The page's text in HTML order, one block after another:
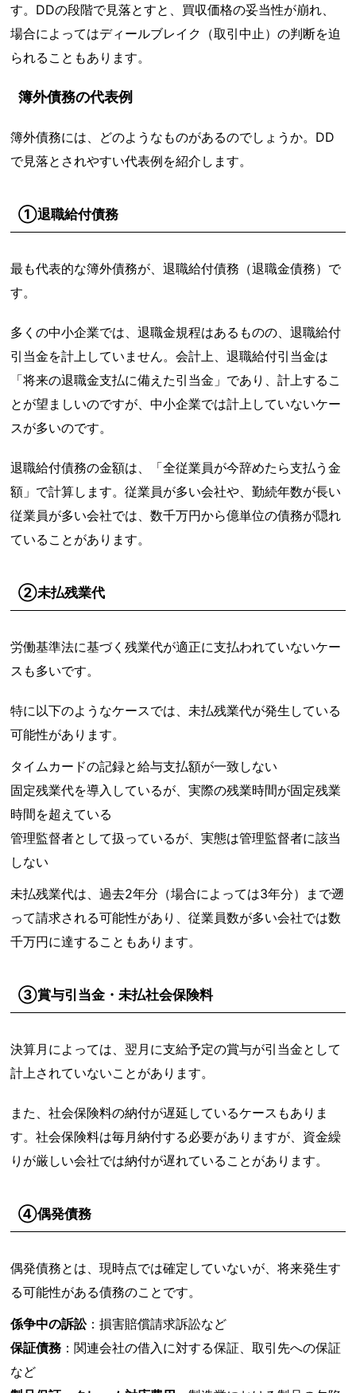
す。DDの段階で見落とすと、買収価格の妥当性が崩れ、
場合によってはディールブレイク（取引中止）の判断を迫
られることもあります。
簿外債務の代表例
簿外債務には、どのようなものがあるのでしょうか。DD
で見落とされやすい代表例を紹介します。
①退職給付債務
最も代表的な簿外債務が、退職給付債務（退職金債務）で
す。
多くの中小企業では、退職金規程はあるものの、退職給付
引当金を計上していません。会計上、退職給付引当金は
「将来の退職金支払に備えた引当金」であり、計上するこ
とが望ましいのですが、中小企業では計上していないケー
スが多いのです。
退職給付債務の金額は、「全従業員が今辞めたら支払う金
額」で計算します。従業員が多い会社や、勤続年数が長い
従業員が多い会社では、数千万円から億単位の債務が隠れ
ていることがあります。
②未払残業代
労働基準法に基づく残業代が適正に支払われていないケー
スも多いです。
特に以下のようなケースでは、未払残業代が発生している
可能性があります。
タイムカードの記録と給与支払額が一致しない
固定残業代を導入しているが、実際の残業時間が固定残業
時間を超えている
管理監督者として扱っているが、実態は管理監督者に該当
しない
未払残業代は、過去2年分（場合によっては3年分）まで遡
って請求される可能性があり、従業員数が多い会社では数
千万円に達することもあります。
③賞与引当金・未払社会保険料
決算月によっては、翌月に支給予定の賞与が引当金として
計上されていないことがあります。
また、社会保険料の納付が遅延しているケースもありま
す。社会保険料は毎月納付する必要がありますが、資金繰
りが厳しい会社では納付が遅れていることがあります。
④偶発債務
偶発債務とは、現時点では確定していないが、将来発生す
る可能性がある債務のことです。
係争中の訴訟：損害賠償請求訴訟など
保証債務 ：関連会社の借入に対する保証、取引先への保証
など